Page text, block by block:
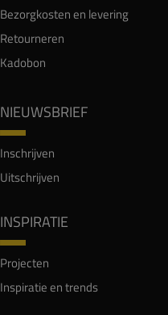
Bezorgkosten en levering
Retourneren
Kadobon
NIEUWSBRIEF
Inschrijven
Uitschrijven
INSPIRATIE
Projecten
Inspiratie en trends